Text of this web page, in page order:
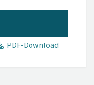
PDF-Download